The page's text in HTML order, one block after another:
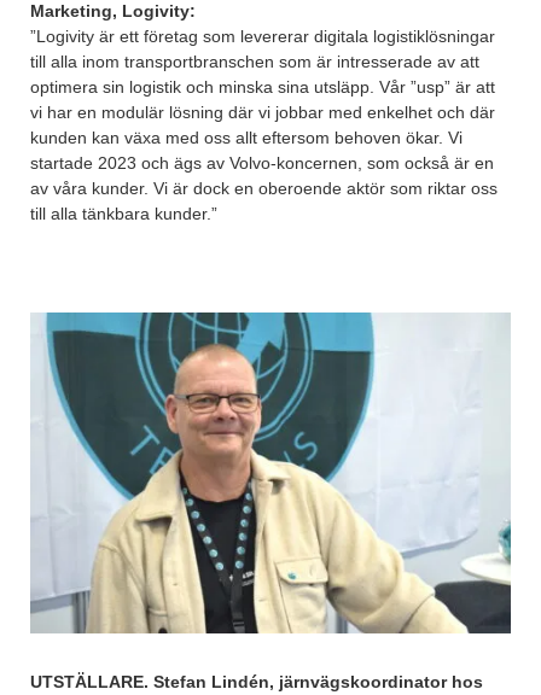
Marketing, Logivity:
”Logivity är ett företag som levererar digitala logistiklösningar
till alla inom transportbranschen som är intresserade av att
optimera sin logistik och minska sina utsläpp. Vår ”usp” är att
vi har en modulär lösning där vi jobbar med enkelhet och där
kunden kan växa med oss allt eftersom behoven ökar. Vi
startade 2023 och ägs av Volvo-koncernen, som också är en
av våra kunder. Vi är dock en oberoende aktör som riktar oss
till alla tänkbara kunder.”
UTSTÄLLARE. Stefan Lindén, järnvägskoordinator hos